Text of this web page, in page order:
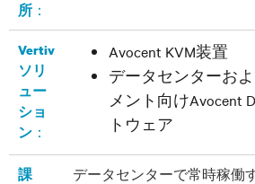
所 ：
Vertiv
ソリ
ュー
ショ
ン ：
Avocent KVM装置
データセンターお
メント向けAvocent
トウェア
課
データセンターで常時稼働